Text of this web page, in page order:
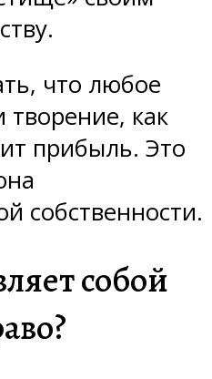
что любое
творение, как
прибыль. Это
собственности.
собой